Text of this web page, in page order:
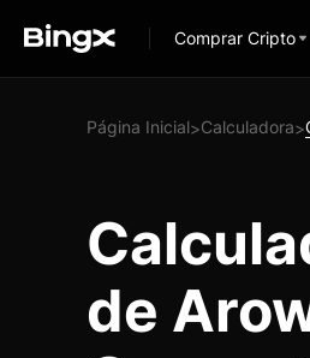
Comprar Cripto
Página Inicial>Calculadora>
de